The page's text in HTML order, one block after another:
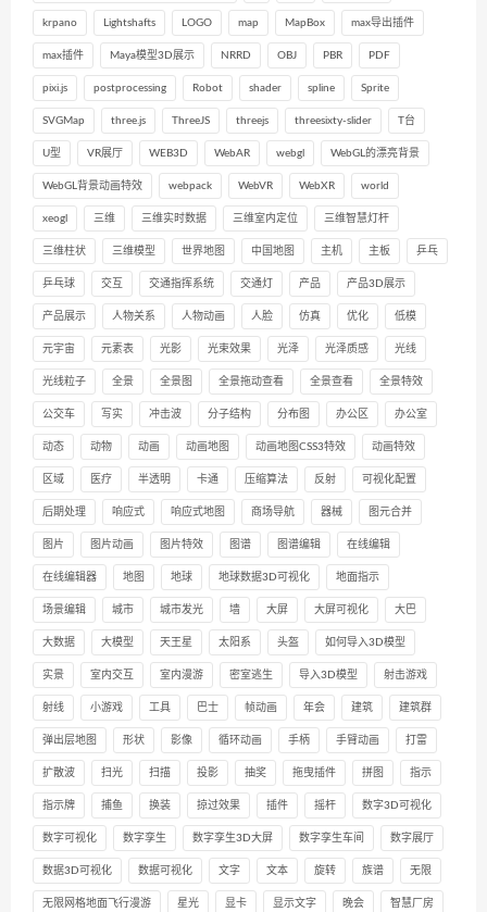
krpano Lightshafts LOGO map MapBox max导出插件
max插件 Maya模型3D展示 NRRD OBJ PBR PDF
pixi.js postprocessing Robot shader spline Sprite
SVGMap three.js ThreeJS threejs threesixty-slider T台
U型 VR展厅 WEB3D WebAR webgl WebGL的漂亮背景
WebGL背景动画特效 webpack WebVR WebXR world
xeogl 三维 三维实时数据 三维室内定位 三维智慧灯杆
三维柱状 三维模型 世界地图 中国地图 主机 主板 乒乓
乒乓球 交互 交通指挥系统 交通灯 产品 产品3D展示
产品展示 人物关系 人物动画 人脸 仿真 优化 低模
元宇宙 元素表 光影 光束效果 光泽 光泽质感 光线
光线粒子 全景 全景图 全景拖动查看 全景查看 全景特效
公交车 写实 冲击波 分子结构 分布图 办公区 办公室
动态 动物 动画 动画地图 动画地图CSS3特效 动画特效
区域 医疗 半透明 卡通 压缩算法 反射 可视化配置
后期处理 响应式 响应式地图 商场导航 器械 图元合并
图片 图片动画 图片特效 图谱 图谱编辑 在线编辑
在线编辑器 地图 地球 地球数据3D可视化 地面指示
场景编辑 城市 城市发光 墙 大屏 大屏可视化 大巴
大数据 大模型 天王星 太阳系 头盔 如何导入3D模型
实景 室内交互 室内漫游 密室逃生 导入3D模型 射击游戏
射线 小游戏 工具 巴士 帧动画 年会 建筑 建筑群
弹出层地图 形状 影像 循环动画 手柄 手臂动画 打雷
扩散波 扫光 扫描 投影 抽奖 拖曳插件 拼图 指示
指示牌 捕鱼 换装 掠过效果 插件 摇杆 数字3D可视化
数字可视化 数字孪生 数字孪生3D大屏 数字孪生车间 数字展厅
数据3D可视化 数据可视化 文字 文本 旋转 族谱 无限
无限网格地面飞行漫游 星光 显卡 显示文字 晚会 智慧厂房